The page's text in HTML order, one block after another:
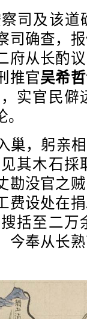
及该道
司确查，
府从长酌
推官吴希哲
实官民僻
，躬亲相
其木石採
勘没官之
费设处在
括至二万
今奉从长